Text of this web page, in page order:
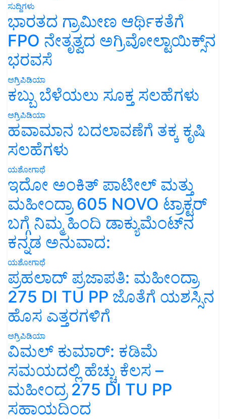
ಸುದ್ದಿಗಳು
ಭಾರತದ ಗ್ರಾಮೀಣ ಆರ್ಥಿಕತೆಗೆ
FPO ನೇತೃತ್ವದ ಅಗ್ರಿವೋಲ್ಟಾಯಿಕ್ಸ್‌ನ
ಭರವಸೆ
ಅಗ್ರಿಪಿಡಿಯಾ
ಕಬ್ಬು ಬೆಳೆಯಲು ಸೂಕ್ತ ಸಲಹೆಗಳು
ಅಗ್ರಿಪಿಡಿಯಾ
ಹವಾಮಾನ ಬದಲಾವಣೆಗೆ ತಕ್ಕ ಕೃಷಿ
ಸಲಹೆಗಳು
ಯಶೋಗಾಥೆ
ಇದೋ ಅಂಕಿತ್ ಪಾಟೀಲ್ ಮತ್ತು
ಮಹೀಂದ್ರಾ 605 NOVO ಟ್ರಾಕ್ಟರ್
ಬಗ್ಗೆ ನಿಮ್ಮ ಹಿಂದಿ ಡಾಕ್ಯುಮೆಂಟ್‌ನ
ಕನ್ನಡ ಅನುವಾದ:
ಯಶೋಗಾಥೆ
ಪ್ರಹಲಾದ್ ಪ್ರಜಾಪತಿ: ಮಹೀಂದ್ರಾ
275 DI TU PP ಜೊತೆಗೆ ಯಶಸ್ಸಿನ
ಹೊಸ ಎತ್ತರಗಳಿಗೆ
ಅಗ್ರಿಪಿಡಿಯಾ
ವಿಮಲ್ ಕುಮಾರ್: ಕಡಿಮೆ
ಸಮಯದಲ್ಲಿ ಹೆಚ್ಚು ಕೆಲಸ –
ಮಹೀಂದ್ರ 275 DI TU PP
ಸಹಾಯದಿಂದ